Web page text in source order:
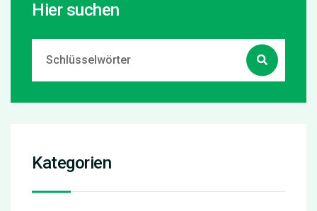
Hier suchen
Kategorien